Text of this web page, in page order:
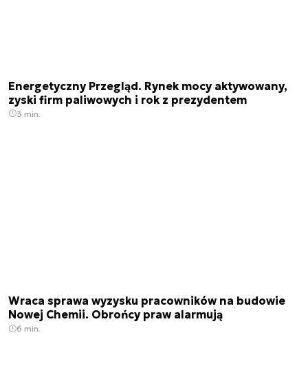
Energetyczny Przegląd. Rynek mocy aktywowany,
zyski firm paliwowych i rok z prezydentem
3 min.
Wraca sprawa wyzysku pracowników na budowie
Nowej Chemii. Obrońcy praw alarmują
6 min.